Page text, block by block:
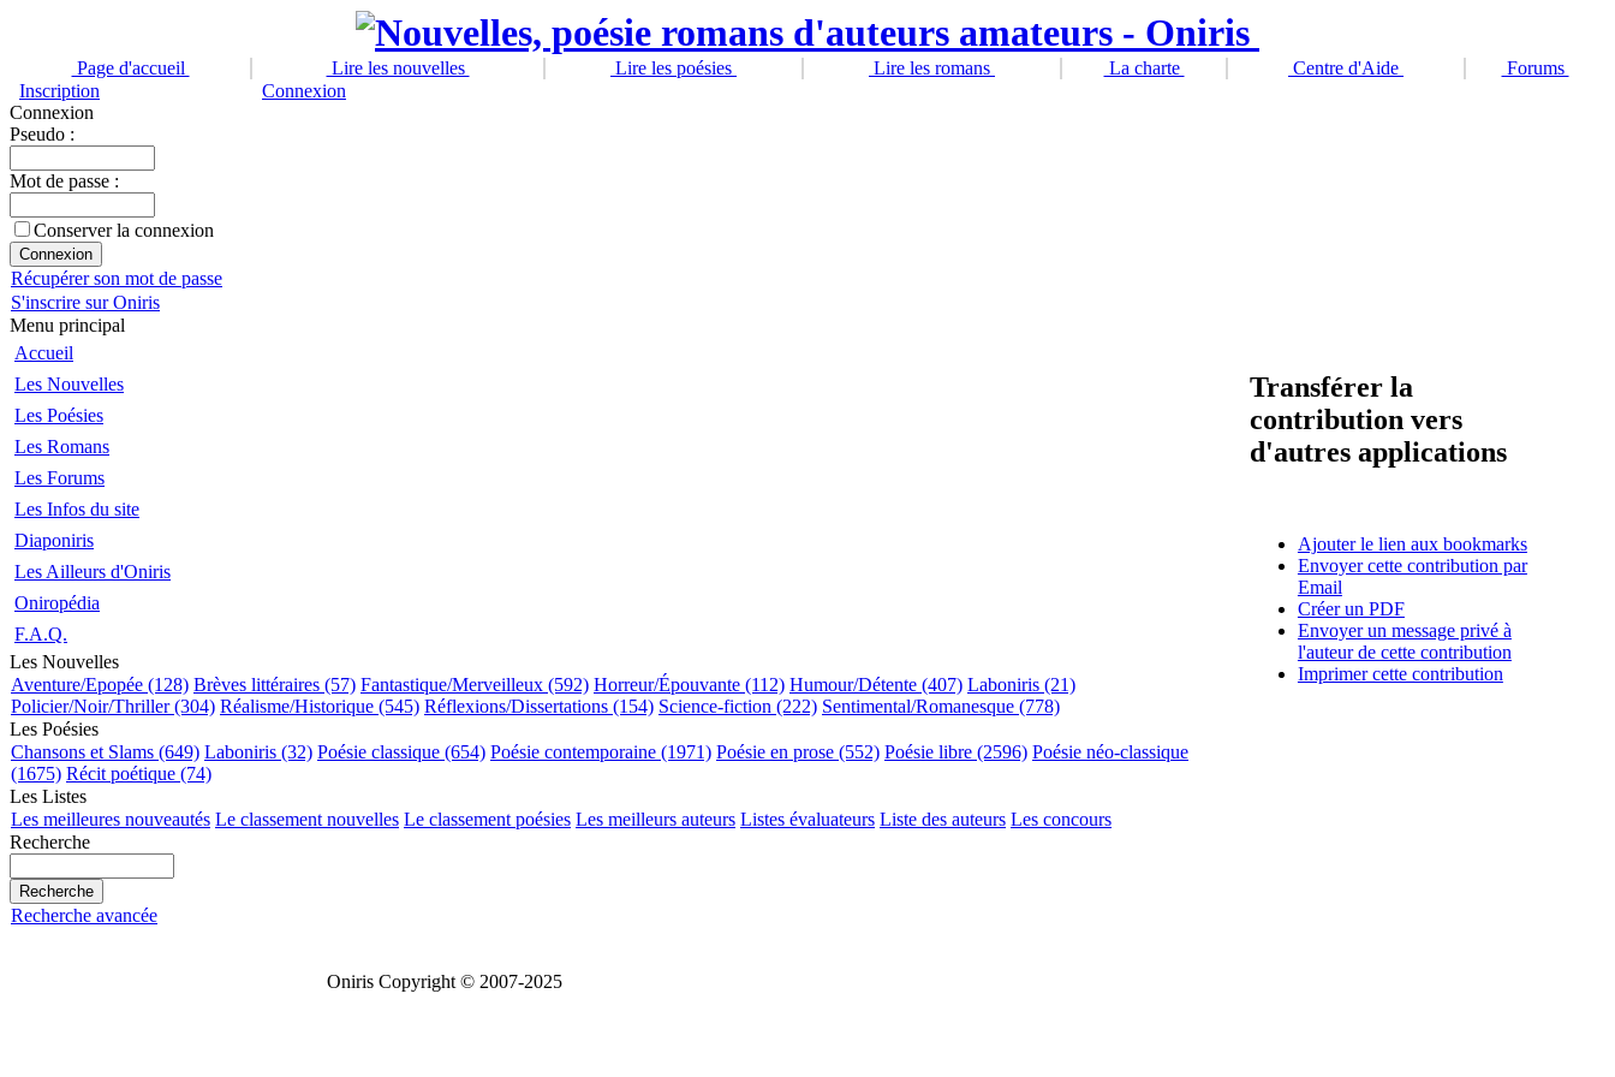
Page d'accueil Lire les nouvelles Lire les poésies Lire les romans La charte Centre d'Aide
Forums
Inscription
Connexion
Connexion
Pseudo :
Mot de passe :
Conserver la connexion
Récupérer son mot de passe
S'inscrire sur Oniris
Menu principal
Accueil
Les Nouvelles
Les Poésies
Les Romans
Les Forums
Les Infos du site
Diaponiris
Les Ailleurs d'Oniris
Oniropédia
F.A.Q.
Les Nouvelles
Aventure/Epopée (128) Brèves littéraires (57) Fantastique/Merveilleux (592) Horreur/Épouvante (112) Humour/Détente (407) Laboniris (21)
Policier/Noir/Thriller (304) Réalisme/Historique (545) Réflexions/Dissertations (154) Science-fiction (222) Sentimental/Romanesque (778)
Les Poésies
Chansons et Slams (649) Laboniris (32) Poésie classique (654) Poésie contemporaine (1971) Poésie en prose (552) Poésie libre (2596) Poésie néo-classique
(1675) Récit poétique (74)
Les Listes
Les meilleures nouveautés Le classement nouvelles Le classement poésies Les meilleurs auteurs Listes évaluateurs Liste des auteurs Les concours
Recherche
Recherche avancée
Transférer la
contribution vers
d'autres applications
Ajouter le lien aux bookmarks
Envoyer cette contribution par
Email
Créer un PDF
Envoyer un message privé à
l'auteur de cette contribution
Imprimer cette contribution
Oniris Copyright © 2007-2025